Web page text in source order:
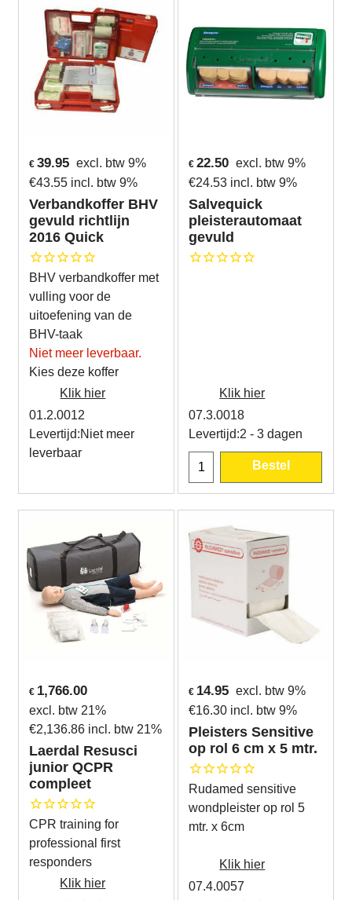
€ 39.95 excl. btw 9%
€43.55 incl. btw 9%
Verbandkoffer BHV
gevuld richtlijn
2016 Quick
BHV verbandkoffer met
vulling voor de
uitoefening van de
BHV-taak
Niet meer leverbaar.
Kies deze koffer
Klik hier
01.2.0012
Levertijd:Niet meer
leverbaar
€ 22.50 excl. btw 9%
€24.53 incl. btw 9%
Salvequick
pleisterautomaat
gevuld
Klik hier
07.3.0018
Levertijd:2 - 3 dagen
Bestel
€ 1,766.00
excl. btw 21%
€2,136.86 incl. btw 21%
Laerdal Resusci
junior QCPR
compleet
CPR training for
professional first
responders
Klik hier
€ 14.95 excl. btw 9%
€16.30 incl. btw 9%
Pleisters Sensitive
op rol 6 cm x 5 mtr.
Rudamed sensitive
wondpleister op rol 5
mtr. x 6cm
Klik hier
07.4.0057